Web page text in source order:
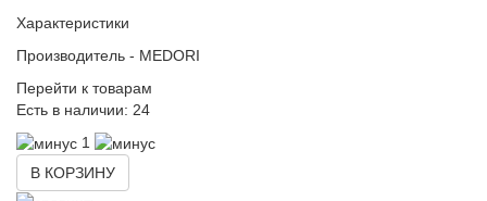
Характеристики
Производитель - MEDORI
Перейти к товарам
Есть в наличии: 24
1
В КОРЗИНУ